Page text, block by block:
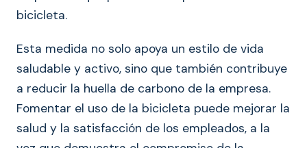
bicicleta.
Esta medida no solo apoya un estilo de vida
saludable y activo, sino que también contribuye
a reducir la huella de carbono de la empresa.
Fomentar el uso de la bicicleta puede mejorar la
salud y la satisfacción de los empleados, a la